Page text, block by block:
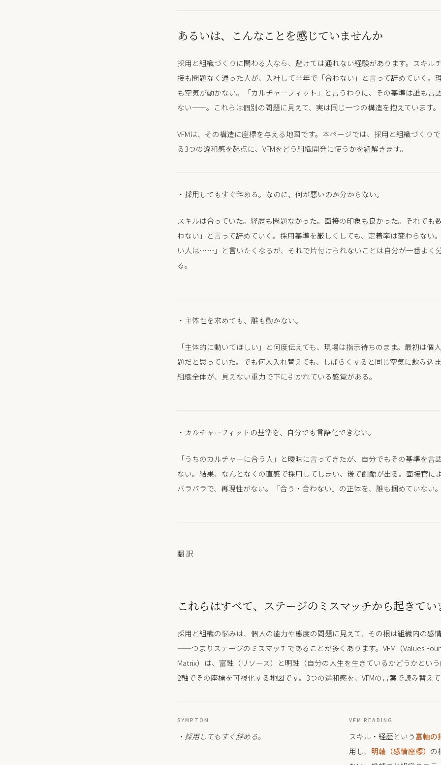
あるいは、こんなことを感じていませんか
採用と組織づくりに関わる人なら、避けては通れない経験があります。スキル
接も問題なく通った人が、入社して半年で「合わない」と言って辞めていく。
も空気が動かない。「カルチャーフィット」と言うわりに、その基準は誰も言
ない——。これらは個別の問題に見えて、実は同じ一つの構造を抱えています。
VFMは、その構造に座標を与える地図です。本ページでは、採用と組織づくり
る3つの違和感を起点に、VFMをどう組織開発に使うかを紐解きます。
・採用してもすぐ辞める。なのに、何が悪いのか分からない。
スキルは合っていた。経歴も問題なかった。面接の印象も良かった。それでも
わない」と言って辞めていく。採用基準を厳しくしても、定着率は変わらない
い人は……」と言いたくなるが、それで片付けられないことは自分が一番よく
る。
・主体性を求めても、誰も動かない。
「主体的に動いてほしい」と何度伝えても、現場は指示待ちのまま。最初は個
題だと思っていた。でも何人入れ替えても、しばらくすると同じ空気に飲み込ま
組織全体が、見えない重力で下に引かれている感覚がある。
・カルチャーフィットの基準を、自分でも言語化できない。
「うちのカルチャーに合う人」と曖昧に言ってきたが、自分でもその基準を言
ない。結果、なんとなくの直感で採用してしまい、後で齟齬が出る。面接官に
バラバラで、再現性がない。「合う・合わない」の正体を、誰も掴めていない。
翻訳
これらはすべて、ステージのミスマッチから起きてい
採用と組織の悩みは、個人の能力や態度の問題に見えて、その根は組織内の感
——つまりステージのミスマッチであることが多くあります。VFM（Values
Matrix）は、富軸（リソース）と明軸（自分の人生を生きているかどうかとい
2軸でその座標を可視化する地図です。3つの違和感を、VFMの言葉で読み替えて
SYMPTOM
・採用してもすぐ辞める。
VFM READING
スキル・経歴という富軸の
用し、 明軸（感情座標） の